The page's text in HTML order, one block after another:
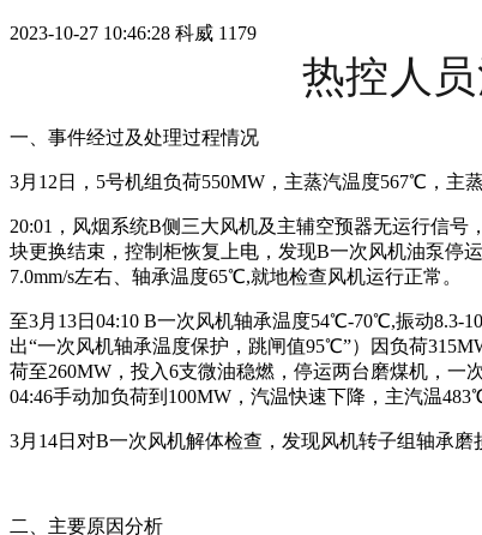
2023-10-27 10:46:28 科威 1179
热控人
一、事件经过及处理过程情况
3月12日，5号机组负荷550MW，主蒸汽温度567℃，主
20:01，风烟系统B侧三大风机及主辅空预器无运行信
块更换结束，控制柜恢复上电，发现B一次风机油泵停
7.0mm/s左右、轴承温度65℃,就地检查风机运行正常。
至3月13日04:10 B一次风机轴承温度54℃-70℃,振动8.3-
出“一次风机轴承温度保护，跳闸值95℃”）因负荷
荷至260MW，投入6支微油稳燃，停运两台磨煤机，一
04:46手动加负荷到100MW，汽温快速下降，主汽温
3月14日对B一次风机解体检查，发现风机转子组轴承
二、主要原因分析